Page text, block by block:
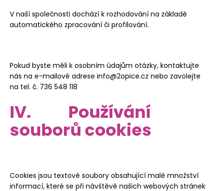
V naší společnosti dochází k rozhodování na základě
automatického zpracování či profilování.
Pokud byste měli k osobním údajům otázky, kontaktujte
nás na e-mailové adrese info@2opice.cz nebo zavolejte
na tel. č. 736 548 118
IV. Používání
souborů cookies
Cookies jsou textové soubory obsahující malé množství
informací, které se při návštěvě našich webových stránek